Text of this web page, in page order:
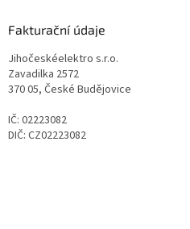
Fakturační údaje
Jihočeskéelektro s.r.o.
Zavadilka 2572
370 05, České Budějovice
IČ: 02223082
DIČ: CZ02223082